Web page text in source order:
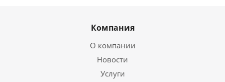
Компания
О компании
Новости
Услуги